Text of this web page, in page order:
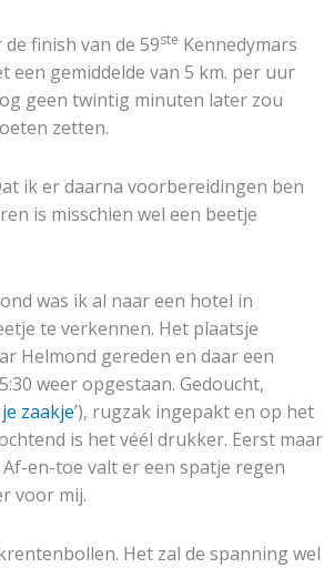
finish van de 59ste Kennedymars
een gemiddelde van 5 km. per uur
geen twintig minuten later zou
zetten.
ik er daarna voorbereidingen ben
is misschien wel een beetje
was ik al naar een hotel in
te verkennen. Het plaatsje
Helmond gereden en daar een
weer opgestaan. Gedoucht,
zaakje’), rugzak ingepakt en op het
is het véél drukker. Eerst maar
en-toe valt er een spatje regen
voor mij.
Het zal de spanning wel